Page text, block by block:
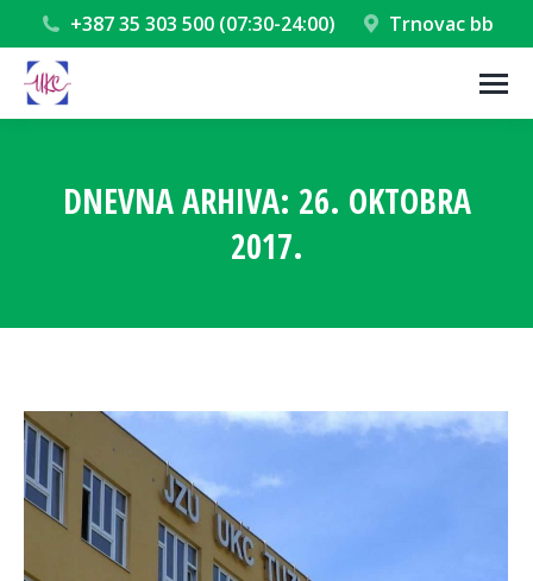
+387 35 303 500 (07:30-24:00) Trnovac bb
DNEVNA ARHIVA: 26. OKTOBRA
2017.